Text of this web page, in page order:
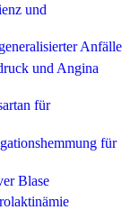
und
Anfälle
und Angina
für
für
Blase